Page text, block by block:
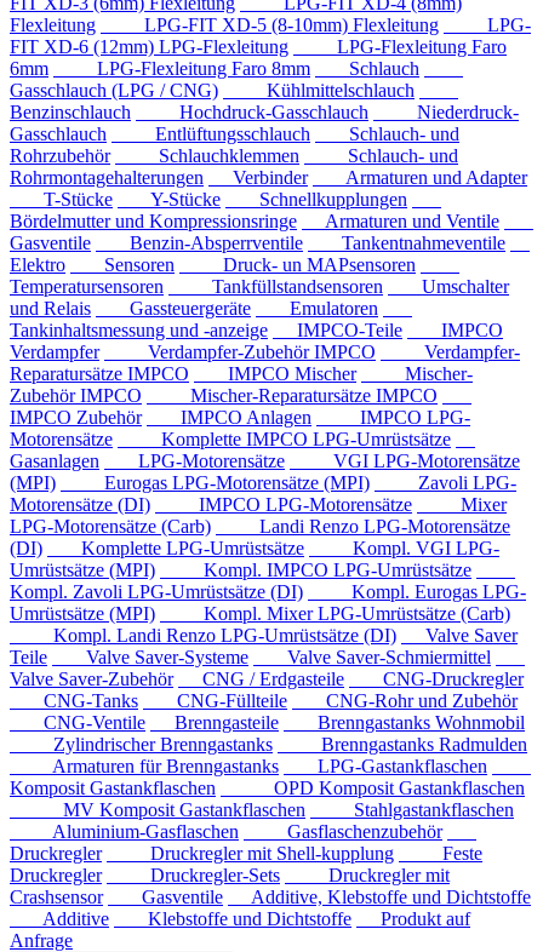
Flexleitung
LPG-FIT XD-5 (8-10mm) Flexleitung
LPG-
FIT XD-6 (12mm) LPG-Flexleitung
LPG-Flexleitung Faro
6mm
LPG-Flexleitung Faro 8mm
Schlauch
Gasschlauch (LPG / CNG)
Kühlmittelschlauch
Benzinschlauch
Hochdruck-Gasschlauch
Niederdruck-
Gasschlauch
Entlüftungsschlauch
Schlauch- und
Rohrzubehör
Schlauchklemmen
Schlauch- und
Rohrmontagehalterungen
Verbinder
Armaturen und Adapter
T-Stücke
Y-Stücke
Schnellkupplungen
Bördelmutter und Kompressionsringe
Armaturen und Ventile
Gasventile
Benzin-Absperrventile
Tankentnahmeventile
Elektro
Sensoren
Druck- un MAPsensoren
Temperatursensoren
Tankfüllstandsensoren
Umschalter
und Relais
Gassteuergeräte
Emulatoren
Tankinhaltsmessung und -anzeige
IMPCO-Teile
IMPCO
Verdampfer
Verdampfer-Zubehör IMPCO
Verdampfer-
Reparatursätze IMPCO
IMPCO Mischer
Mischer-
Zubehör IMPCO
Mischer-Reparatursätze IMPCO
IMPCO Zubehör
IMPCO Anlagen
IMPCO LPG-
Motorensätze
Komplette IMPCO LPG-Umrüstsätze
Gasanlagen
LPG-Motorensätze
VGI LPG-Motorensätze
(MPI)
Eurogas LPG-Motorensätze (MPI)
Zavoli LPG-
Motorensätze (DI)
IMPCO LPG-Motorensätze
Mixer
LPG-Motorensätze (Carb)
Landi Renzo LPG-Motorensätze
(DI)
Komplette LPG-Umrüstsätze
Kompl. VGI LPG-
Umrüstsätze (MPI)
Kompl. IMPCO LPG-Umrüstsätze
Kompl. Zavoli LPG-Umrüstsätze (DI)
Kompl. Eurogas LPG-
Umrüstsätze (MPI)
Kompl. Mixer LPG-Umrüstsätze (Carb)
Kompl. Landi Renzo LPG-Umrüstsätze (DI)
Valve Saver
Teile
Valve Saver-Systeme
Valve Saver-Schmiermittel
Valve Saver-Zubehör
CNG / Erdgasteile
CNG-Druckregler
CNG-Tanks
CNG-Füllteile
CNG-Rohr und Zubehör
CNG-Ventile
Brenngasteile
Brenngastanks Wohnmobil
Zylindrischer Brenngastanks
Brenngastanks Radmulden
Armaturen für Brenngastanks
LPG-Gastankflaschen
Komposit Gastankflaschen
OPD Komposit Gastankflaschen
MV Komposit Gastankflaschen
Stahlgastankflaschen
Aluminium-Gasflaschen
Gasflaschenzubehör
Druckregler
Druckregler mit Shell-kupplung
Feste
Druckregler
Druckregler-Sets
Druckregler mit
Crashsensor
Gasventile
Additive, Klebstoffe und Dichtstoffe
Additive
Klebstoffe und Dichtstoffe
Produkt auf
Anfrage